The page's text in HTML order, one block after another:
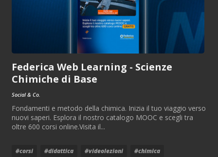
Federica Web Learning - Scienze
Chimiche di Base
Social & Co.
Fondamenti e metodo della chimica. Inizia il tuo viaggio verso
nuovi saperi. Esplora il nostro catalogo MOOC e scegli tra
oltre 600 corsi online.Visita il...
#corsi #didattica #videolezioni #chimica